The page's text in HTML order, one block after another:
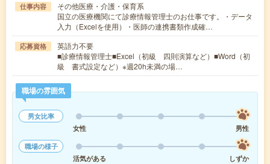
仕事内容
その他医療・介護・保育系
国立の医療機関にて診療情報管理士のお仕事です。・データ
入力（Excelを使用）・医師の連携書類作成確…
応募資格
英語力不要
■診療情報管理士■Excel（初級 四則演算など）■Word（初
級 書式設定など）※週20h未満の場…
職場の雰囲気
男女比率
女性
男性
職場の様子
活気がある
しずか